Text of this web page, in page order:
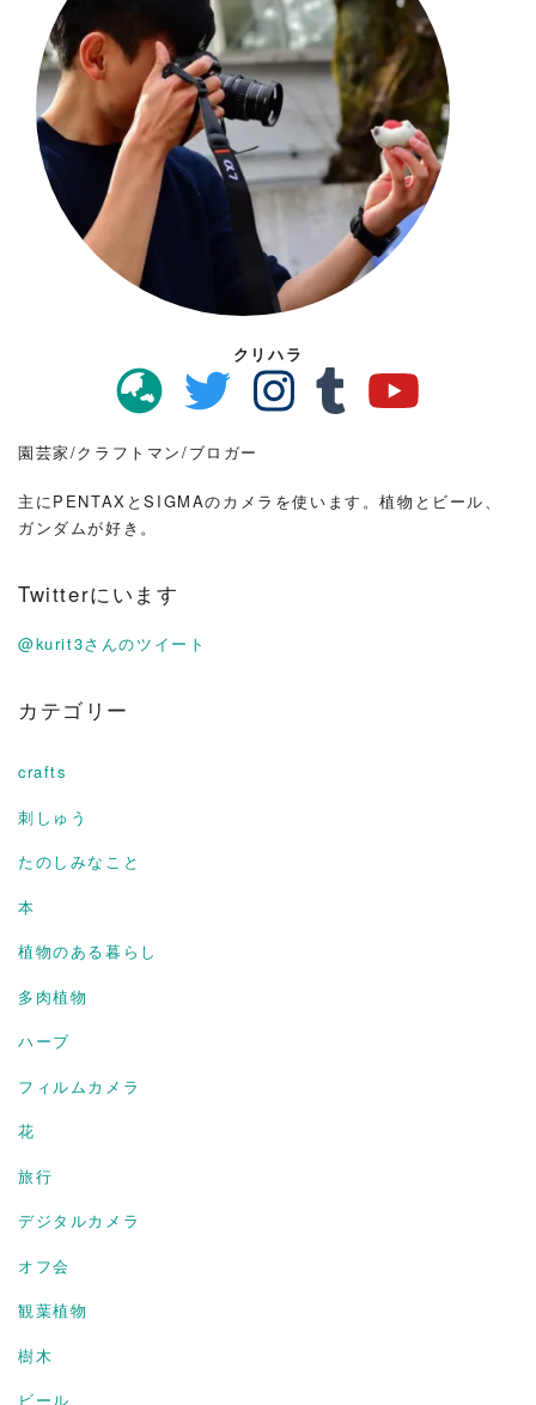
クリハラ
園芸家/クラフトマン/ブロガー
主にPENTAXとSIGMAのカメラを使います。植物とビール、
ガンダムが好き。
Twitterにいます
@kurit3さんのツイート
カテゴリー
crafts
刺しゅう
たのしみなこと
本
植物のある暮らし
多肉植物
ハーブ
フィルムカメラ
花
旅行
デジタルカメラ
オフ会
観葉植物
樹木
ビール